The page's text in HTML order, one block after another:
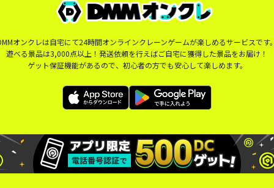
オンクレは自宅にて24時間オンラインクレーンゲームが楽しめるサービスです
遊べる景品は3,000点以上！発送依頼を行えばご自宅に獲得した景品をお届け！
ゲット保証機能があるので、初心者の方でも安心して楽しめます。